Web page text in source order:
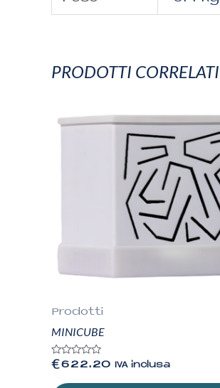
PRODOTTI CORRELATI
Prodotti
MINICUBE
Valutato
su
€622.20 IVA inclusa